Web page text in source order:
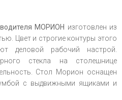
МОРИОН изготовлен из
Цвет и строгие контуры этого
деловой рабочий настрой.
стекла на столешнице
Стол Морион оснащен
с выдвижными ящиками и